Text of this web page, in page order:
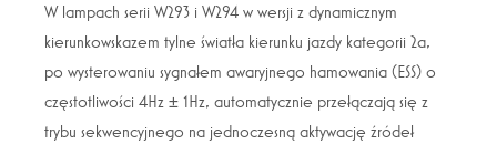
W lampach serii W293 i W294 w wersji z dynamicznym
kierunkowskazem tylne światła kierunku jazdy kategorii 2a,
po wysterowaniu sygnałem awaryjnego hamowania (ESS) o
częstotliwości 4Hz ± 1Hz, automatycznie przełączają się z
trybu sekwencyjnego na jednoczesną aktywację źródeł